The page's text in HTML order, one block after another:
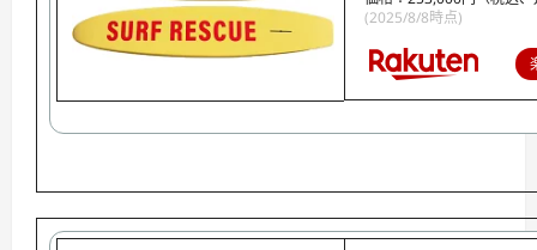
(2025/8/8時点)